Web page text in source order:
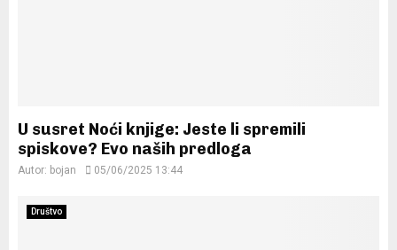
U susret Noći knjige: Jeste li spremili
spiskove? Evo naših predloga
Autor: bojan 05/06/2025 13:44
Društvo